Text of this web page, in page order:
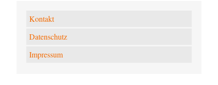
Kontakt
Datenschutz
Impressum